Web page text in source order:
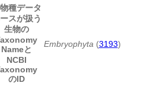
種データ
スが扱う
生物の
Nameと
NCBI
のID
Embryophyta (3193)